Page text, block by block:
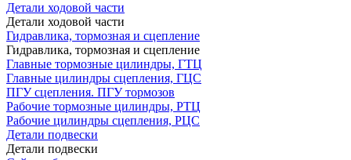
Детали ходовой части
Детали ходовой части
Гидравлика, тормозная и сцепление
Гидравлика, тормозная и сцепление
Главные тормозные цилиндры, ГТЦ
Главные цилиндры сцепления, ГЦС
ПГУ сцепления. ПГУ тормозов
Рабочие тормозные цилиндры, РТЦ
Рабочие цилиндры сцепления, РЦС
Детали подвески
Детали подвески